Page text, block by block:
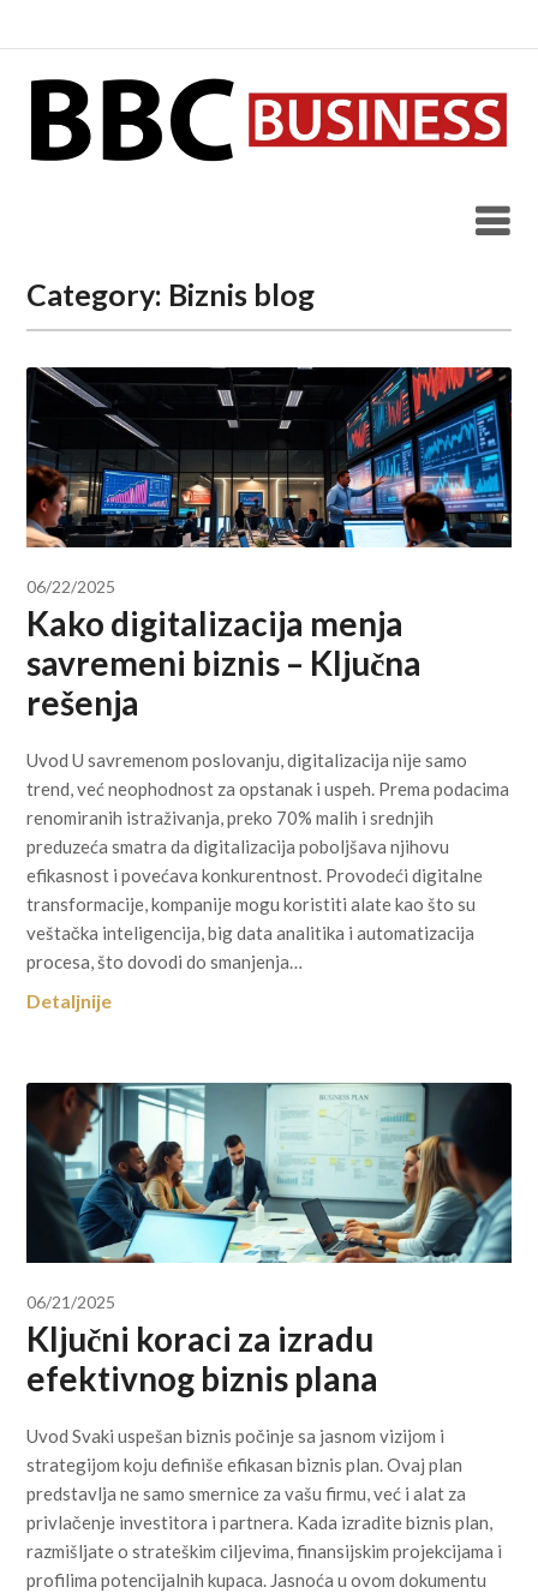
content
Category: Biznis blog
06/22/2025
Kako digitalizacija menja
savremeni biznis – Ključna
rešenja
Uvod U savremenom poslovanju, digitalizacija nije samo
trend, već neophodnost za opstanak i uspeh. Prema podacima
renomiranih istraživanja, preko 70% malih i srednjih
preduzeća smatra da digitalizacija poboljšava njihovu
efikasnost i povećava konkurentnost. Provodeći digitalne
transformacije, kompanije mogu koristiti alate kao što su
veštačka inteligencija, big data analitika i automatizacija
procesa, što dovodi do smanjenja…
Detaljnije
06/21/2025
Ključni koraci za izradu
efektivnog biznis plana
Uvod Svaki uspešan biznis počinje sa jasnom vizijom i
strategijom koju definiše efikasan biznis plan. Ovaj plan
predstavlja ne samo smernice za vašu firmu, već i alat za
privlačenje investitora i partnera. Kada izradite biznis plan,
razmišljate o strateškim ciljevima, finansijskim projekcijama i
profilima potencijalnih kupaca. Jasnoća u ovom dokumentu